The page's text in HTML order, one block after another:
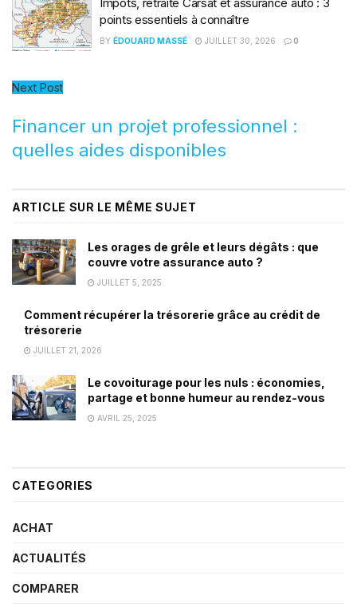
points essentiels à connaître
BY ÉDOUARD MASSÉ JUILLET 30, 2026 0
Next Post
Financer un projet professionnel :
quelles aides disponibles
ARTICLE SUR LE MÊME SUJET
Les orages de grêle et leurs dégâts : que
couvre votre assurance auto ?
JUILLET 5, 2025
Comment récupérer la trésorerie grâce au crédit de
trésorerie
JUILLET 21, 2026
Le covoiturage pour les nuls : économies,
partage et bonne humeur au rendez-vous
AVRIL 25, 2025
CATEGORIES
ACHAT
ACTUALITÉS
COMPARER